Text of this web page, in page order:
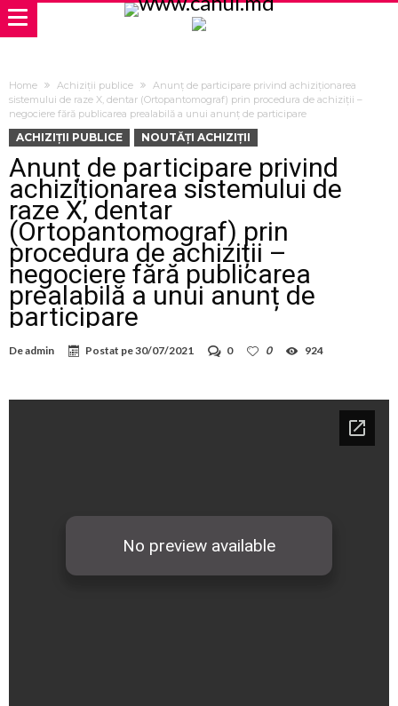
Home Achiziții publice
Anunț de participare privind achiziționarea
sistemului de raze X, dentar (Ortopantomograf) prin procedura de achiziții –
negociere fără publicarea prealabilă a unui anunț de participare
ACHIZIȚII PUBLICE NOUTĂȚI ACHIZIȚII
Anunț de participare privind
achiziționarea sistemului de
raze X, dentar
(Ortopantomograf) prin
procedura de achiziții –
negociere fără publicarea
prealabilă a unui anunț de
participare
Deadmin Postat pe30/07/2021 0 0 924